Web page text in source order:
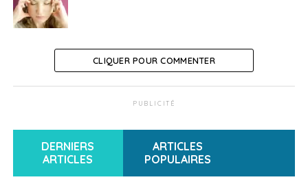
CLIQUER POUR COMMENTER
PUBLICITÉ
DERNIERS
ARTICLES
ARTICLES
POPULAIRES